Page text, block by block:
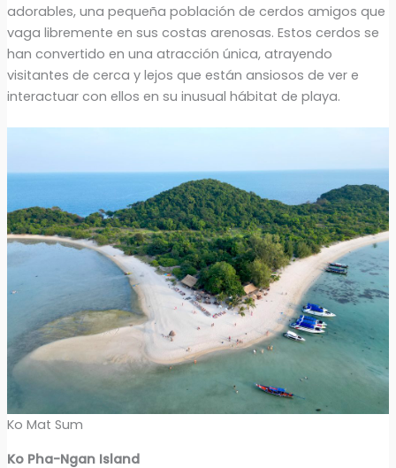
adorables, una pequeña población de cerdos amigos que
vaga libremente en sus costas arenosas. Estos cerdos se
han convertido en una atracción única, atrayendo
visitantes de cerca y lejos que están ansiosos de ver e
interactuar con ellos en su inusual hábitat de playa.
Ko Mat Sum
Ko Pha-Ngan Island